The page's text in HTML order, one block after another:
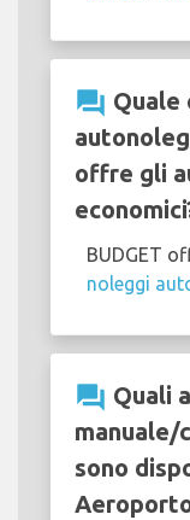
question_answer Quale
offre gli
BUDGET
noleggi
question_answer Quali
manuale/
sono